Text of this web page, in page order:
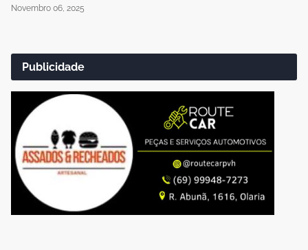
Novembro 06, 2025
Publicidade